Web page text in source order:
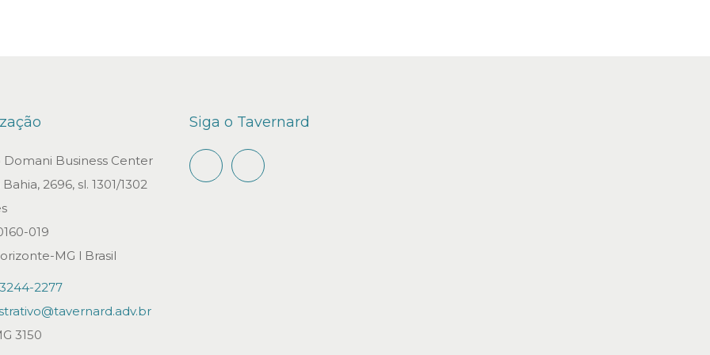
Domani Business Center
2696, sl. 1301/1302
019
MG l Brasil
2277
3150
Siga o Tavernard